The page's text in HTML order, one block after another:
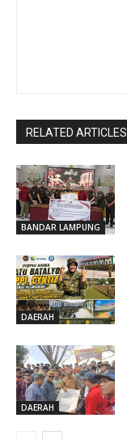
RELATED ARTICLES
BANDAR LAMPUNG
DAERAH
DAERAH